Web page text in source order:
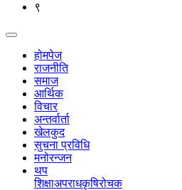
९
होमपेज
राजनीति
समाज
आर्थिक
विचार
अन्तर्वार्ता
खेलकुद
सुचना प्रविधि
मनोरन्जन
थप
शिक्षाअपराधकृषिरोचक